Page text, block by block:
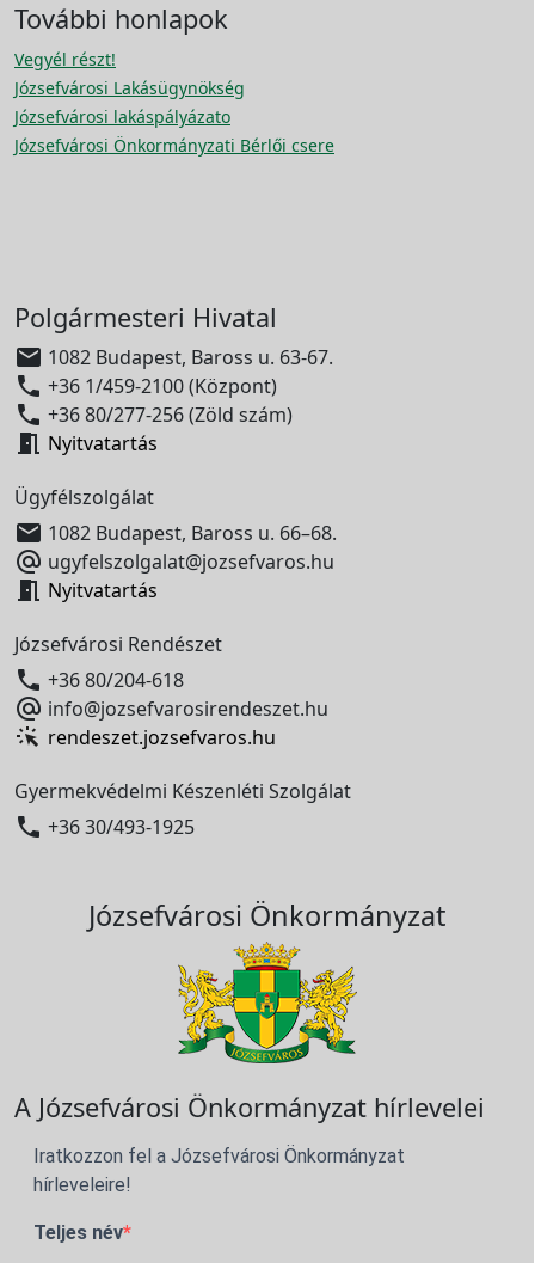
További honlapok
Vegyél részt!
Józsefvárosi Lakásügynökség
Józsefvárosi lakáspályázato
Józsefvárosi Önkormányzati Bérlői csere
Polgármesteri Hivatal
 1082 Budapest, Baross u. 63-67.
 +36 1/459-2100 (Központ)
 +36 80/277-256 (Zöld szám)
 Nyitvatartás
Ügyfélszolgálat
 1082 Budapest, Baross u. 66–68.
 ugyfelszolgalat@jozsefvaros.hu
 Nyitvatartás
Józsefvárosi Rendészet
 +36 80/204-618
 info@jozsefvarosirendeszet.hu
rendeszet.jozsefvaros.hu
Gyermekvédelmi Készenléti Szolgálat
 +36 30/493-1925
Józsefvárosi Önkormányzat
A Józsefvárosi Önkormányzat hírlevelei
Iratkozzon fel a Józsefvárosi Önkormányzat
hírleveleire!
Teljes név